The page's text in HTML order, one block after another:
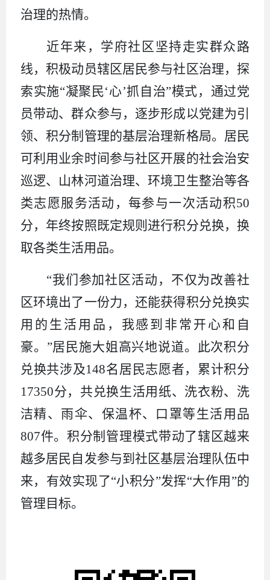
治理的热情。
近年来， 学府社区 坚持走实群众路
线，积极动员辖区居民参与社区治理， 探
索实施“凝聚民‘心’抓自治”模式， 通过党
员带动、群众参与 ，逐步形成以党建为引
领、积分制管理的基层治理新格局。居民
可利用业余时间参与社区开展的社会治安
巡逻、山林河道治理、环境卫生整治等各
类志愿服务活动， 每参与一次活动积50
分，年终按照既定规则进行积分兑换，换
取各类生活用品。
“我们参加社区活动，不仅为改善社
区环境出了一份力，还能获得积分兑换实
用的生活用品，我感到非常开心和自
豪。”居民施大姐高兴地说道。
此次积分
兑换共涉及148名 居民志愿者， 累计积分
17350分， 共 兑换生活用纸、洗衣粉、洗
洁精、雨伞、保温杯、口罩等生活用品
807件。积分制管理模式带动了辖区越来
越多居民自发参与到社区基层治理队伍中
来， 有效实现了“小积分”发挥“大作用”的
管理目标。